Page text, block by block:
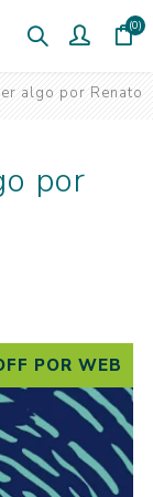
(0)
algo por Renato
POR WEB
por